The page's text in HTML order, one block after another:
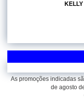
As promoções indicadas
de agosto